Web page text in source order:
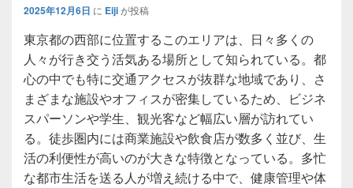
2025年12月6日 に Eijiが投稿
東京都の西部に位置するこのエリアは、日々多くの
人々が行き交う活気ある場所として知られている。 都
心の中でも特に交通アクセスが抜群な地域であり、さ
まざまな施設やオフィスが密集しているため、ビジネ
スパーソンや学生、観光客など幅広い層が訪れてい
る。徒歩圏内には商業施設や飲食店が数多く並び、生
活の利便性が高いのが大きな特徴となっている。多忙
な都市生活を送る人が増え続ける中で、健康管理や体